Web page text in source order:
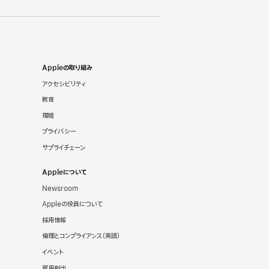
Appleの取り組み
アクセシビリティ
教育
環境
プライバシー
サプライチェーン
Appleについて
Newsroom
Appleの役員について
採用情報
倫理とコンプライアンス（英語）
イベント